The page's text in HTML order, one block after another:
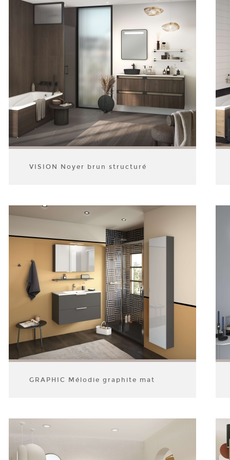
VISION Noyer brun structuré
GRAPHIC Mélodie graphite mat